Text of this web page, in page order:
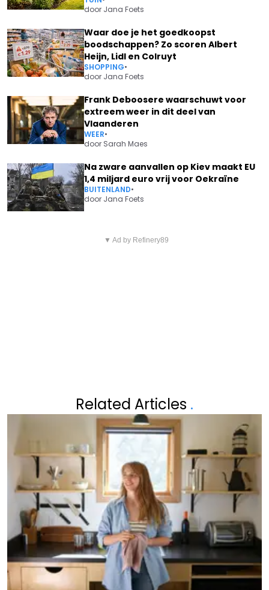
door Jana Foets
Waar doe je het goedkoopst
boodschappen? Zo scoren Albert
Heijn, Lidl en Colruyt
SHOPPING•
door Jana Foets
Frank Deboosere waarschuwt voor
extreem weer in dit deel van
Vlaanderen
WEER•
door Sarah Maes
Na zware aanvallen op Kiev maakt EU
1,4 miljard euro vrij voor Oekraïne
BUITENLAND•
door Jana Foets
SAM GOORIS DOET STRAFFE
▼ Ad by Refinery89
Related Articles .